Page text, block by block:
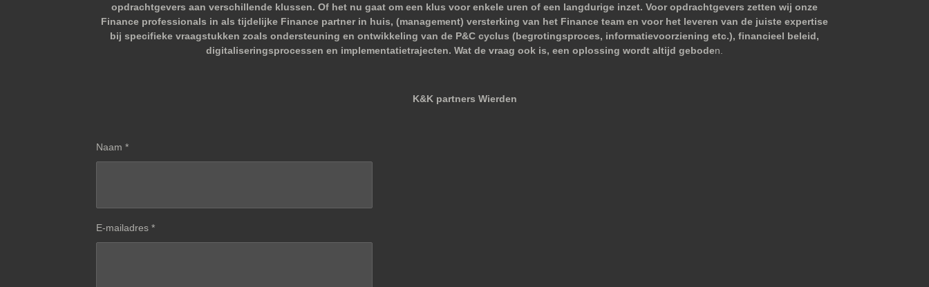
opdrachtgevers aan verschillende klussen. Of het nu gaat om een klus voor enkele uren of een langdurige inzet. Voor opdrachtgevers zetten wij onze
Finance professionals in als tijdelijke Finance partner in huis, (management) versterking van het Finance team en voor het leveren van de juiste expertise
bij specifieke vraagstukken zoals ondersteuning en ontwikkeling van de P&C cyclus (begrotingsproces, informatievoorziening etc.), financieel beleid,
digitaliseringsprocessen en implementatietrajecten. Wat de vraag ook is, een oplossing wordt altijd geboden.
K&K partners Wierden
Naam *
E-mailadres *